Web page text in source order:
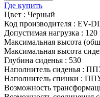
Где купить
Цвет : Черный
Код производителя : EV-
Допустимая нагрузка : 120
Максимальная высота
Максимальная высота
Глубина сиденья : 530
Наполнитель сиденья :
Наполнитель спинки : ППУ
Возможность